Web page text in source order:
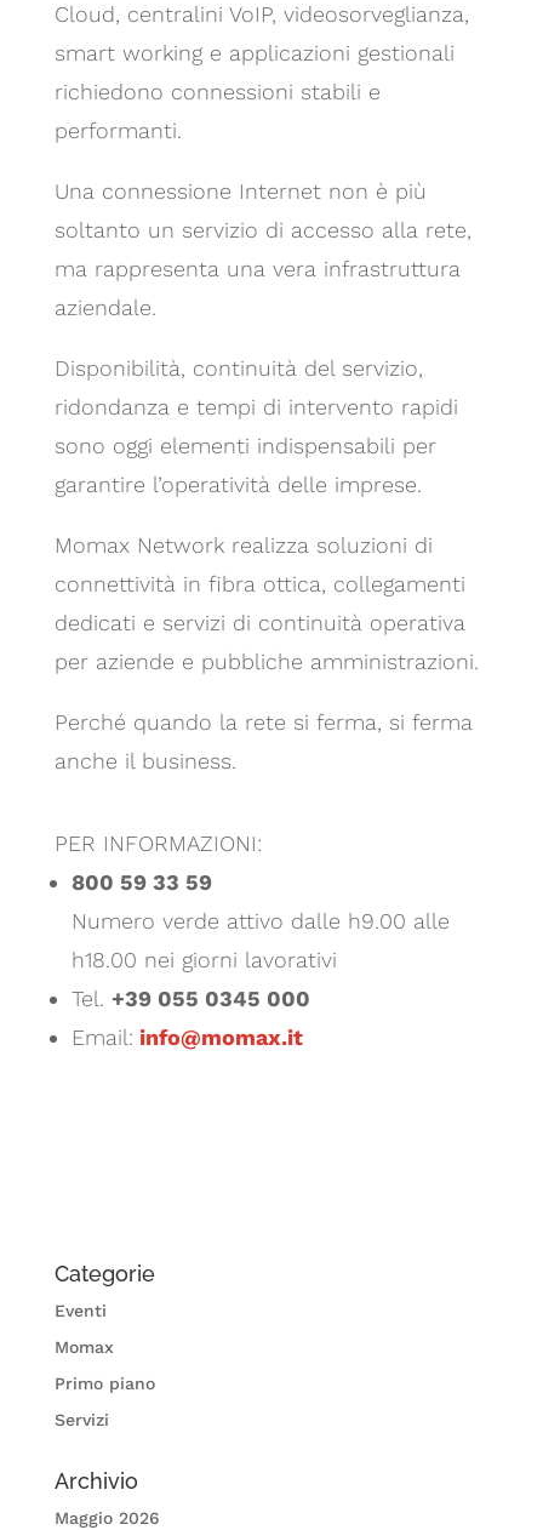
Cloud, centralini VoIP, videosorveglianza,
smart working e applicazioni gestionali
richiedono connessioni stabili e
performanti.
Una connessione Internet non è più
soltanto un servizio di accesso alla rete,
ma rappresenta una vera infrastruttura
aziendale.
Disponibilità, continuità del servizio,
ridondanza e tempi di intervento rapidi
sono oggi elementi indispensabili per
garantire l’operatività delle imprese.
Momax Network realizza soluzioni di
connettività in fibra ottica, collegamenti
dedicati e servizi di continuità operativa
per aziende e pubbliche amministrazioni.
Perché quando la rete si ferma, si ferma
anche il business.
PER INFORMAZIONI:
800 59 33 59
Numero verde attivo dalle h9.00 alle
h18.00 nei giorni lavorativi
Tel. +39 055 0345 000
Email: info@momax.it
Categorie
Eventi
Momax
Primo piano
Servizi
Archivio
Maggio 2026